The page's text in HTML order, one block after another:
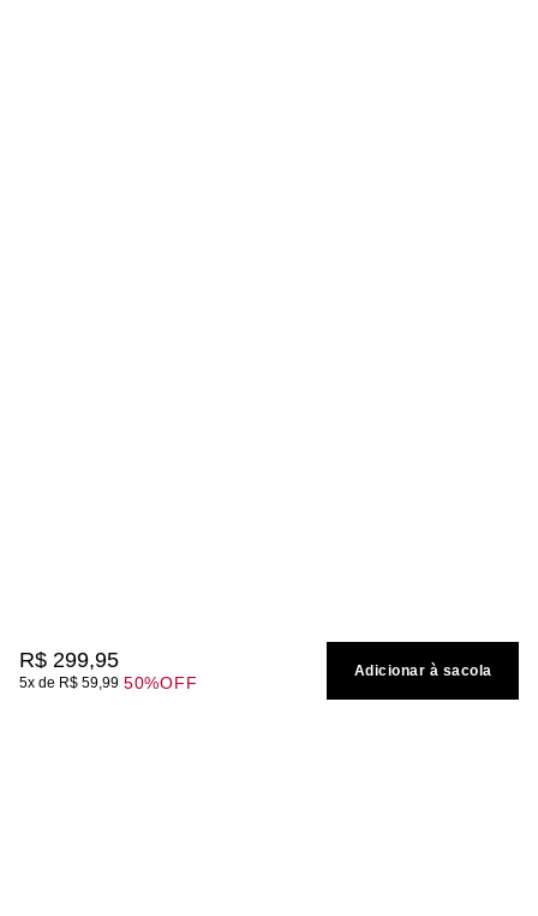
R$ 299,95
5 R$ 59,99 50%OFF
Adicionar à sacola